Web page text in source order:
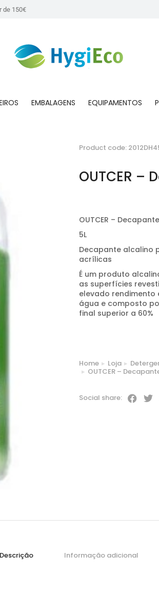
de 150€
EMBALAGENS EQUIPAMENTOS
Product code:
OUTCER –
OUTCER –
5L
Decapante alcalino
acrílicas
É um produto
as superfícies
elevado rendimento
água e composto
final superior a 60%
You are here:
Home Loja
OUTCER –
Social share:
Descrição Informação adicional